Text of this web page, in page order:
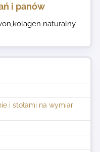
i stołami na wymiar
i panów
naturalny